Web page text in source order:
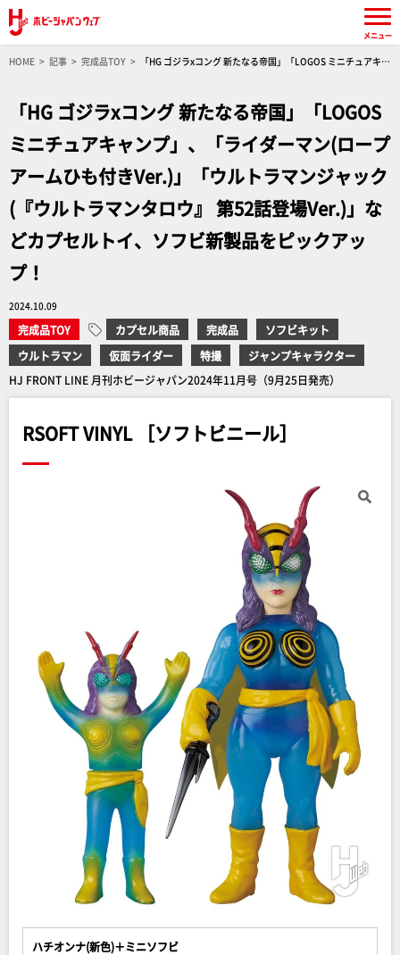
HOME 記事 完成品TOY
「HG ゴジラxコング 新たなる帝国」「LOGOS ミニチュアキャ
「HG ゴジラxコング 新たなる帝国」「LOGOS
ミニチュアキャンプ」、「ライダーマン(ロープ
アームひも付きVer.)」「ウルトラマンジャック
(『ウルトラマンタロウ』 第52話登場Ver.)」な
どカプセルトイ、ソフビ新製品をピックアッ
プ！
2024.10.09
完成品TOY カプセル商品 完成品
ソフビキット
ウルトラマン
仮面ライダー 特撮
ジャンプキャラクター
HJ FRONT LINE 月刊ホビージャパン2024年11月号（9月25日発売）
RSOFT VINYL ［ソフトビニール］
ハチオンナ(新色)＋ミニソフビ
メニュー